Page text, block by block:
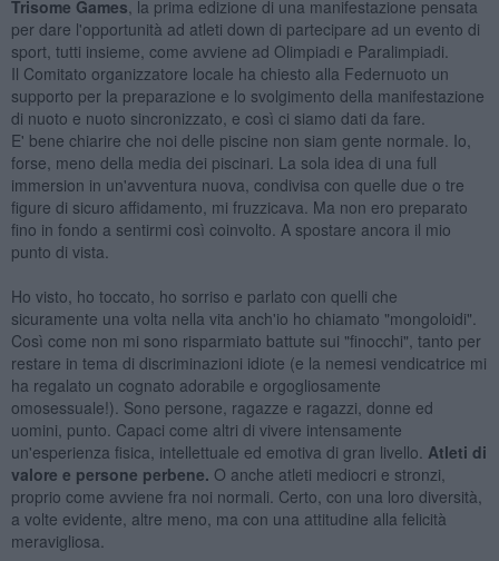
Trisome Games , la prima edizione di una manifestazione pensata
per dare l'opportunità ad atleti down di partecipare ad un evento di
sport, tutti insieme, come avviene ad Olimpiadi e Paralimpiadi.
Il Comitato organizzatore locale ha chiesto alla Federnuoto un
supporto per la preparazione e lo svolgimento della manifestazione
di nuoto e nuoto sincronizzato, e così ci siamo dati da fare.
E' bene chiarire che noi delle piscine non siam gente normale. Io,
forse, meno della media dei piscinari. La sola idea di una full
immersion in un'avventura nuova, condivisa con quelle due o tre
figure di sicuro affidamento, mi fruzzicava. Ma non ero preparato
fino in fondo a sentirmi così coinvolto. A spostare ancora il mio
punto di vista.
Ho visto, ho toccato, ho sorriso e parlato con quelli che
sicuramente una volta nella vita anch'io ho chiamato "mongoloidi".
Così come non mi sono risparmiato battute sui "finocchi", tanto per
restare in tema di discriminazioni idiote (e la nemesi vendicatrice mi
ha regalato un cognato adorabile e orgogliosamente
omosessuale!). Sono persone, ragazze e ragazzi, donne ed
uomini, punto. Capaci come altri di vivere intensamente
un'esperienza fisica, intellettuale ed emotiva di gran livello. Atleti di
valore e persone perbene. O anche atleti mediocri e stronzi,
proprio come avviene fra noi normali. Certo, con una loro diversità,
a volte evidente, altre meno, ma con una attitudine alla felicità
meravigliosa.